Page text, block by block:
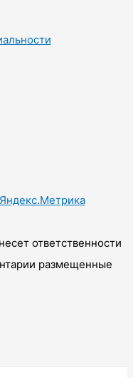
ответственности
размещенные